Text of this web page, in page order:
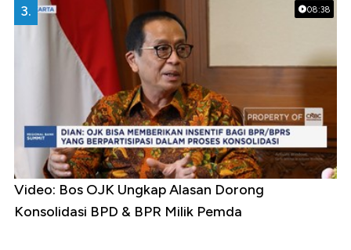
08:38
3.
Video: Bos OJK Ungkap Alasan Dorong
Konsolidasi BPD & BPR Milik Pemda